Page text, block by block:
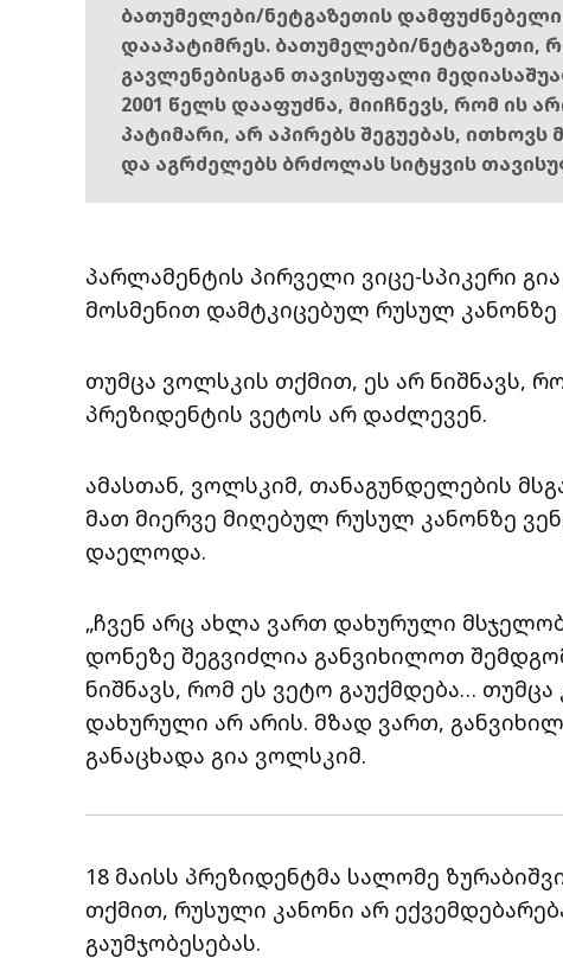
ბათუმელები/ნეტგაზეთის
დააპატიმრეს. ბათუმელები/
გავლენებისგან თავისუფალი
2001 წელს დააფუძნა, მიიჩნევს, რომ ის
პატიმარი, არ აპირებს შეგუებას,
და აგრძელებს ბრძოლას სიტყვის
პარლამენტის პირველი ვიცე-სპიკერი
მოსმენით დამტკიცებულ რუსულ კანონზე
თუმცა ვოლსკის თქმით, ეს არ ნიშნავს,
პრეზიდენტის ვეტოს არ დაძლევენ.
ამასთან, ვოლსკიმ, თანაგუნდელების
მათ მიერვე მიღებულ რუსულ კანონზე
დაელოდა.
„ჩვენ არც ახლა ვართ დახურული
დონეზე შეგვიძლია განვიხილოთ
ნიშნავს, რომ ეს ვეტო გაუქმდება…
დახურული არ არის. მზად ვართ,
განაცხადა გია ვოლსკიმ.
18 მაისს პრეზიდენტმა სალომე
თქმით, რუსული კანონი არ
გაუმჯობესებას.